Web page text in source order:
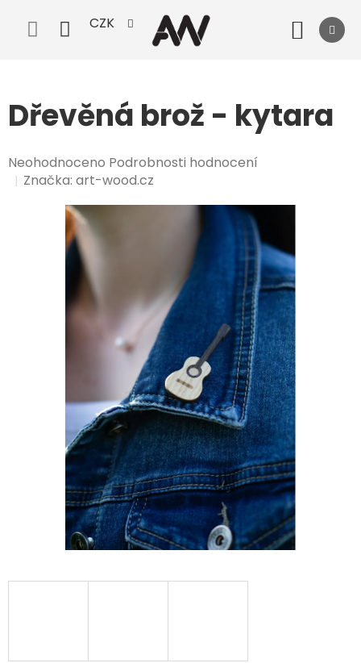
obsah
CZK
Dřevěná brož - kytara
Průměrné
hodnocení
Neohodnoceno Podrobnosti hodnocení
Značka:art-wood.cz